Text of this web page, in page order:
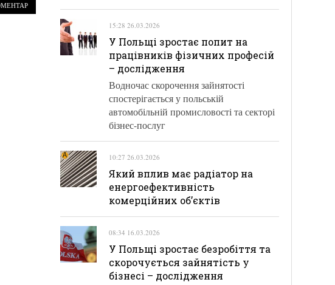
15:28 26.03.2026
У Польщі зростає попит на
працівників фізичних професій
– дослідження
Водночас скорочення зайнятості
спостерігається у польській
автомобільній промисловості та секторі
бізнес-послуг
10:27 26.03.2026
Який вплив має радіатор на
енергоефективність
комерційних об’єктів
08:34 16.03.2026
У Польщі зростає безробіття та
скорочується зайнятість у
бізнесі – дослідження